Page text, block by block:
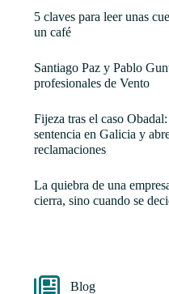
5 claves para leer unas
un café
Santiago Paz y Pablo
profesionales de Vento
Fijeza tras el caso
sentencia en Galicia y
reclamaciones
La quiebra de una
cierra, sino cuando se
Blog